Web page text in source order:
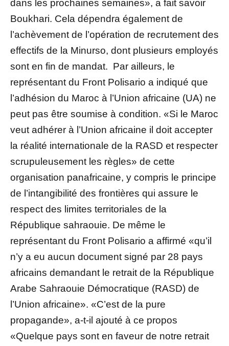
dans les prochaines semaines», a fait savoir
Boukhari. Cela dépendra également de
l’achèvement de l’opération de recrutement des
effectifs de la Minurso, dont plusieurs employés
sont en fin de mandat. Par ailleurs, le
représentant du Front Polisario a indiqué que
l’adhésion du Maroc à l’Union africaine (UA) ne
peut pas être soumise à condition. «Si le Maroc
veut adhérer à l’Union africaine il doit accepter
la réalité internationale de la RASD et respecter
scrupuleusement les règles» de cette
organisation panafricaine, y compris le principe
de l’intangibilité des frontières qui assure le
respect des limites territoriales de la
République sahraouie. De même le
représentant du Front Polisario a affirmé «qu’il
n’y a eu aucun document signé par 28 pays
africains demandant le retrait de la République
Arabe Sahraouie Démocratique (RASD) de
l’Union africaine». «C’est de la pure
propagande», a-t-il ajouté à ce propos
«Quelque pays sont en faveur de notre retrait